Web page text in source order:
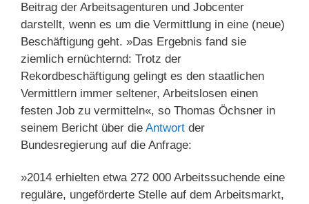
Beitrag der Arbeitsagenturen und Jobcenter
darstellt, wenn es um die Vermittlung in eine (neue)
Beschäftigung geht. »Das Ergebnis fand sie
ziemlich ernüchternd: Trotz der
Rekordbeschäftigung gelingt es den staatlichen
Vermittlern immer seltener, Arbeitslosen einen
festen Job zu vermitteln«, so Thomas Öchsner in
seinem Bericht über die Antwort der
Bundesregierung auf die Anfrage:
»2014 erhielten etwa 272 000 Arbeitssuchende eine
reguläre, ungeförderte Stelle auf dem Arbeitsmarkt,